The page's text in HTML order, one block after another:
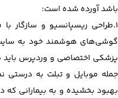
باشد آورده شده است:
1.طراحی ریسپانسیو و سازگار با
گوشی‌های هوشمند خود به
پزشکی اختصاصی و وردپرس باید
جمله موبایل و تبلت به درستی
بهبود بخشیده و به بیمارانی